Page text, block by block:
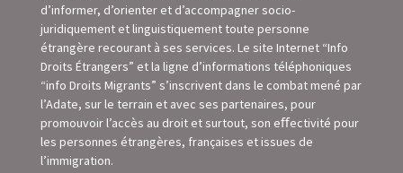
d’informer, d’orienter et d’accompagner socio-
juridiquement et linguistiquement toute personne
étrangère recourant à ses services. Le site Internet “Info
Droits Étrangers” et la ligne d’informations téléphoniques
“info Droits Migrants” s’inscrivent dans le combat mené par
l’Adate, sur le terrain et avec ses partenaires, pour
promouvoir l’accès au droit et surtout, son eﬀectivité pour
les personnes étrangères, françaises et issues de
l’immigration.